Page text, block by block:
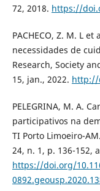
72, 2018. https://
PACHECO, Z. M. L
necessidades de
Research, Society
15, jan., 2022. http://
PELEGRINA, M. A.
participativos na
TI Porto Limoeiro-
24, n. 1, p. 136-152,
https://doi.org/